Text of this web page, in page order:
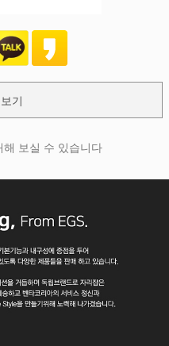
기
해 보실 수 있습니다